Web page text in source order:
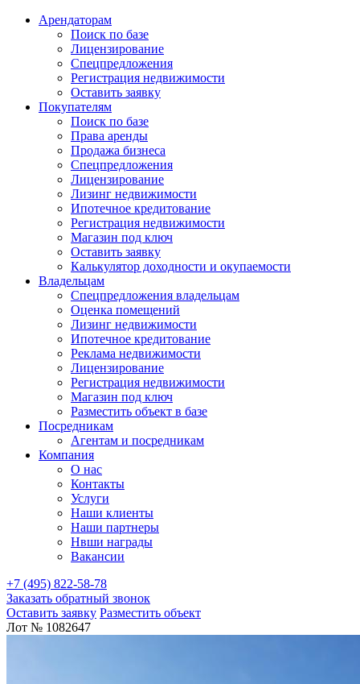
Арендаторам
Поиск по базе
Лицензирование
Спецпредложения
Регистрация недвижимости
Оставить заявку
Покупателям
Поиск по базе
Права аренды
Продажа бизнеса
Спецпредложения
Лицензирование
Лизинг недвижимости
Ипотечное кредитование
Регистрация недвижимости
Магазин под ключ
Оставить заявку
Калькулятор доходности и окупаемости
Владельцам
Спецпредложения владельцам
Оценка помещений
Лизинг недвижимости
Ипотечное кредитование
Реклама недвижимости
Лицензирование
Регистрация недвижимости
Магазин под ключ
Разместить объект в базе
Посредникам
Агентам и посредникам
Компания
О нас
Контакты
Услуги
Наши клиенты
Наши партнеры
Нвши награды
Вакансии
+7 (495) 822-58-78
Заказать обратный звонок
Оставить заявку Разместить объект
Лот № 1082647